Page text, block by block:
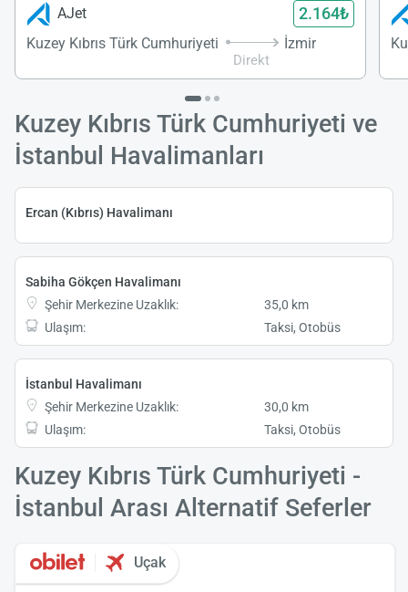
AJet 2.164₺
Kuzey Kıbrıs Türk Cumhuriyeti
Direkt
İzmir
Kuzey Kıbrıs Türk Cumhuriyeti ve
İstanbul Havalimanları
Ercan (Kıbrıs) Havalimanı
Sabiha Gökçen Havalimanı
Şehir Merkezine Uzaklık:
35,0 km
Ulaşım:
Taksi, Otobüs
İstanbul Havalimanı
Şehir Merkezine Uzaklık:
30,0 km
Ulaşım:
Taksi, Otobüs
Kuzey Kıbrıs Türk Cumhuriyeti -
İstanbul Arası Alternatif Seferler
Uçak